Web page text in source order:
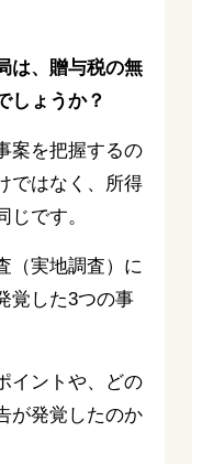
は、贈与税の無
しょうか？
案を把握するの
ではなく、所得
です。
（実地調査）に
覚した3つの事
イントや、どの
が発覚したのか